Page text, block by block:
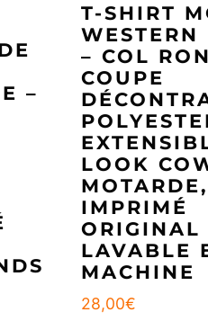
–
T-SHIRT
WESTERN
– COL
COUPE
LOOK
MOTARDE,
IMPRIMÉ
ORIGINAL
LAVABLE
MACHINE
28,00€